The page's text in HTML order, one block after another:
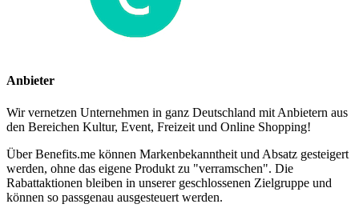
Anbieter
Wir vernetzen Unternehmen in ganz Deutschland mit Anbietern aus
den Bereichen Kultur, Event, Freizeit und Online Shopping!
Über Benefits.me können Markenbekanntheit und Absatz gesteigert
werden, ohne das eigene Produkt zu "verramschen". Die
Rabattaktionen bleiben in unserer geschlossenen Zielgruppe und
können so passgenau ausgesteuert werden.